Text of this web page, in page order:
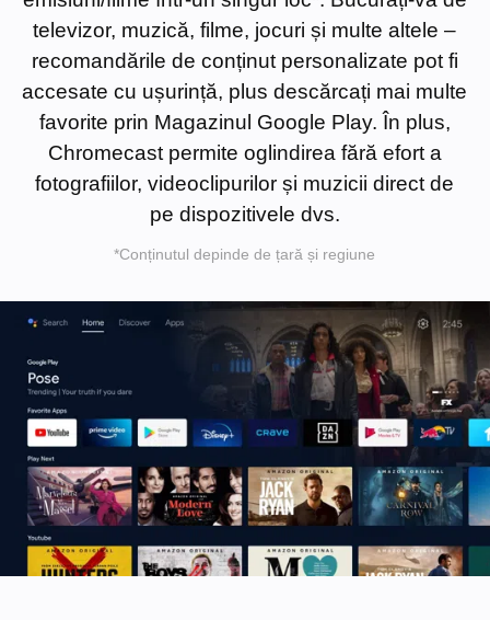
televizor, muzică, filme, jocuri și multe altele –
recomandările de conținut personalizate pot fi
accesate cu ușurință, plus descărcați mai multe
favorite prin Magazinul Google Play. În plus,
Chromecast permite oglindirea fără efort a
fotografiilor, videoclipurilor și muzicii direct de
pe dispozitivele dvs.
*Conținutul depinde de țară și regiune